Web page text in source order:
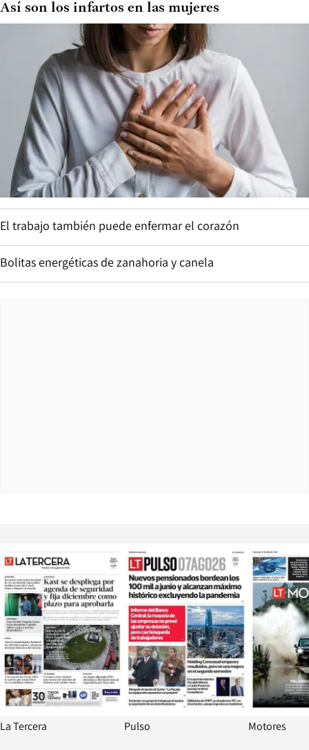
Así son los infartos en las mujeres
El trabajo también puede enfermar el corazón
Bolitas energéticas de zanahoria y canela
Opens in new window
La Tercera
Opens in
Pulso Motores